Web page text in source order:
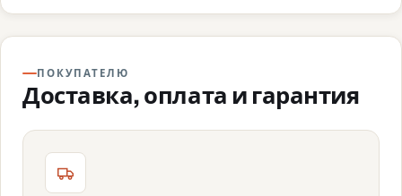
ПОКУПАТЕЛЮ
Доставка, оплата и гарантия